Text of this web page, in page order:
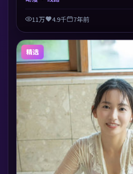
代质感，细节经得起暂停回看。
11万 4.9千 7年前
精选